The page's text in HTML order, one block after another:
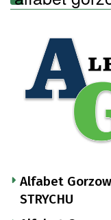
Alfabet
STRYCHU